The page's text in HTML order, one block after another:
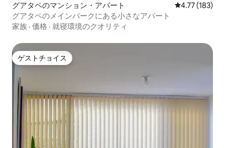
グアタペのマンション・アパート レビュー183
4.77 (183)
グアタペのメインパークにある小さなアパート
家族 · 価格 · 就寝環境のクオリティ
ゲストチョイス
ゲストチョイス